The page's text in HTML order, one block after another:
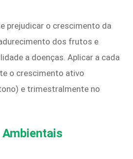
prejudicar o crescimento da
dos frutos e
a doenças. Aplicar a cada
o crescimento ativo
e trimestralmente no